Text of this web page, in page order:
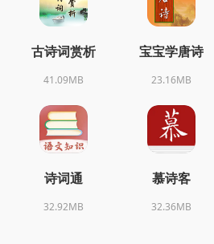
古诗词赏析
41.09MB
宝宝学唐诗
23.16MB
诗词通
32.92MB
慕诗客
32.36MB